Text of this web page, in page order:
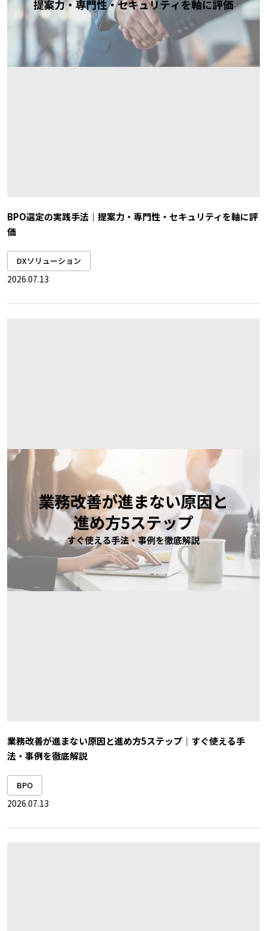
BPO選定の実践手法｜提案力・専門性・セキュリティを軸に評
価
DXソリューション
2026.07.13
業務改善が進まない原因と進め方5ステップ｜すぐ使える手
法・事例を徹底解説
BPO
2026.07.13